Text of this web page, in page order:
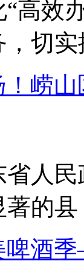
效办
切
崂
民
的
啤酒